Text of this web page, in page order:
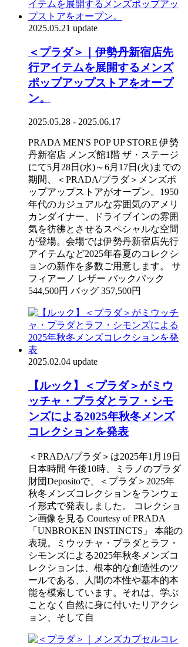
2025.05.21 update
＜プラダ＞｜伊勢丹新宿店先
行アイテムを展開するメンズ
ポップアップストアをオープ
ン。
2025.05.28 - 2025.06.17
PRADA MEN'S POP UP STORE 伊勢
丹新宿店 メンズ館1階 ザ・ステージ
にて5月28日(水)～6月17日(火)までの
期間、＜PRADA/プラダ＞メンズポ
ップアップストアがオープン。1950
年代のカジュアルな雰囲気のアメリ
カンダイナー、ドライブインの雰囲
気を彷彿とさせるスペシャルな空間
が登場。会場では伊勢丹新宿店先行
アイテムなど2025年春夏のコレクシ
ョンの新作を多数ご用意します。 サ
フィアーノ レザー バックパック
544,500円 バッグ 357,500円
2025.02.04 update
【ルック】＜プラダ＞がミウ
ッチャ・プラダとラフ・シモ
ンズによる2025年秋冬メンズ
コレクションを発表
＜PRADA/プラダ＞は2025年1月19日
日本時間 午後10時、ミラノのプラダ
財団Depositoで、＜プラダ＞2025年
秋冬メンズコレクションをランウェ
イ形式で発表しました。 コレクショ
ン画像を見る Courtesy of PRADA
「UNBROKEN INSTINCTS」 本能の
表現。ミウッチャ・プラダとラフ・
シモンズによる2025年秋冬メンズコ
レクションは、根本的な創造性のツ
ールである、人間の本性や基本的本
能を模索しています。それは、学ぶ
ことなく自然に身に付いたリアクシ
ョン、そして自